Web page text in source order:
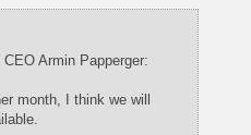
Armin Papperger:
month, I think we will